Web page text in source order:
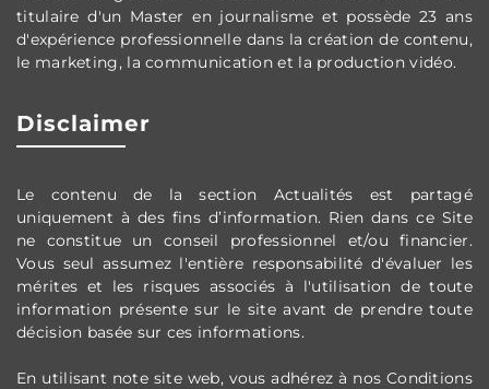
titulaire d'un Master en journalisme et possède 23 ans
d'expérience professionnelle dans la création de contenu,
le marketing, la communication et la production vidéo.
Disclaimer
Le contenu de la section Actualités est partagé
uniquement à des fins d’information. Rien dans ce Site
ne constitue un conseil professionnel et/ou financier.
Vous seul assumez l'entière responsabilité d'évaluer les
mérites et les risques associés à l'utilisation de toute
information présente sur le site avant de prendre toute
décision basée sur ces informations.
En utilisant note site web, vous adhérezà nos Conditions